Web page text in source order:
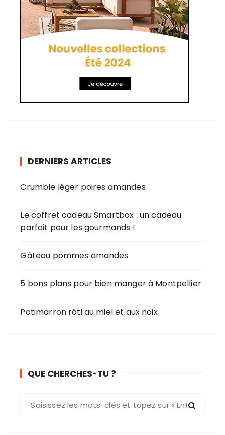
DERNIERS ARTICLES
Crumble léger poires amandes
Le coffret cadeau Smartbox : un cadeau
parfait pour les gourmands !
Gâteau pommes amandes
5 bons plans pour bien manger à Montpellier
Potimarron rôti au miel et aux noix
QUE CHERCHES-TU ?